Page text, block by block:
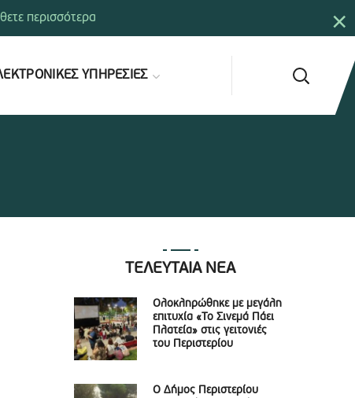
ΥΠΗΡΕΣΙΕΣ
ΤΕΛΕΥΤΑΙΑ ΝΕΑ
Ολοκληρώθηκε με μεγάλη
επιτυχία «Το Σινεμά Πάει
Πλατεία» στις γειτονιές
του Περιστερίου
Ο Δήμος Περιστερίου
×
περισσότερα